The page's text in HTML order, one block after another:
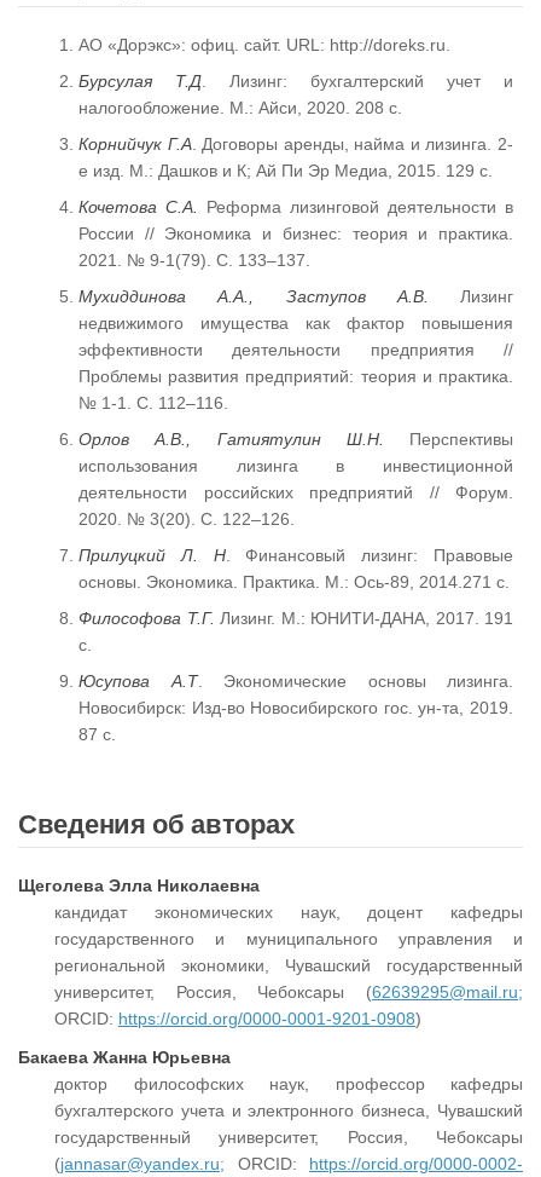
АО «Дорэкс»: офиц. сайт. URL: http://doreks.ru.
Бурсулая Т.Д . Лизинг: бухгалтерский учет и
налогообложение. М.: Айси, 2020. 208 с.
Корнийчук Г.А. Договоры аренды, найма и лизинга. 2-
е изд. М.: Дашков и К; Ай Пи Эр Медиа, 2015. 129 c.
Кочетова С.А. Реформа лизинговой деятельности в
России // Экономика и бизнес: теория и практика.
2021. № 9-1(79). С. 133–137.
Мухиддинова А.А., Заступов А.В. Лизинг
недвижимого имущества как фактор повышения
эффективности деятельности предприятия //
Проблемы развития предприятий: теория и практика.
№ 1-1. С. 112–116.
Орлов А.В., Гатиятулин Ш.Н. Перспективы
использования лизинга в инвестиционной
деятельности российских предприятий // Форум.
2020. № 3(20). С. 122–126.
Прилуцкий Л. Н. Финансовый лизинг: Правовые
основы. Экономика. Практика. М.: Ось-89, 2014.271 с.
Философова Т.Г. Лизинг. М.: ЮНИТИ-ДАНА, 2017. 191
c.
Юсупова А.Т. Экономические основы лизинга.
Новосибирск: Изд-во Новосибирского гос. ун-та, 2019.
87 c.
Сведения об авторах
Щеголева Элла Николаевна
кандидат экономических наук, доцент кафедры
государственного и муниципального управления и
региональной экономики, Чувашский государственный
университет, Россия, Чебоксары (62639295@mail.ru;
ORCID: https://orcid.org/0000-0001-9201-0908)
Бакаева Жанна Юрьевна
доктор философских наук, профессор кафедры
бухгалтерского учета и электронного бизнеса, Чувашский
государственный университет, Россия, Чебоксары
(jannasar@yandex.ru; ORCID: https://orcid.org/0000-0002-